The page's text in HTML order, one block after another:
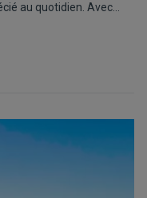
au quotidien. Avec